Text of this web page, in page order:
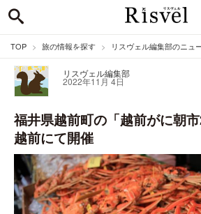
TOP 旅の情報を探す リスヴェル編集部のニュ
リスヴェル編集部
2022年11月 4日
福井県越前町の「越前がに朝
越前にて開催